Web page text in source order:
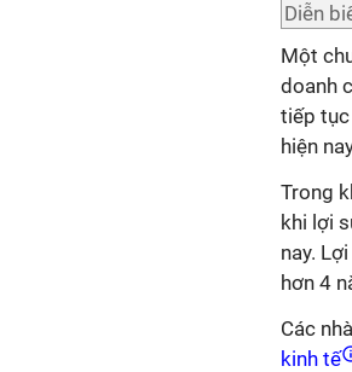
Diễn
Một
doanh
tiếp
hiện
Trong
khi lợi
nay.
hơn 4
Các
kinh tế